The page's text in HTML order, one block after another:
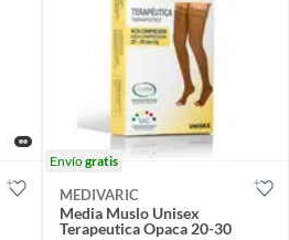
Envíogratis
MEDIVARIC
Media Muslo Unisex
Terapeutica Opaca 20-30